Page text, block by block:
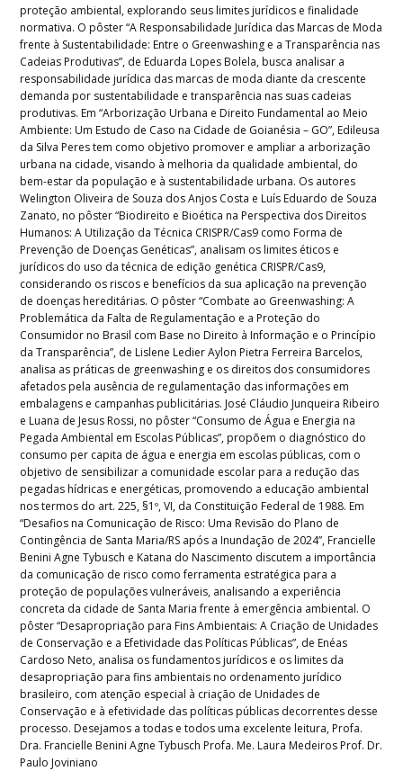
proteção ambiental, explorando seus limites jurídicos e finalidade
normativa. O pôster “A Responsabilidade Jurídica das Marcas de Moda
frente à Sustentabilidade: Entre o Greenwashing e a Transparência nas
Cadeias Produtivas”, de Eduarda Lopes Bolela, busca analisar a
responsabilidade jurídica das marcas de moda diante da crescente
demanda por sustentabilidade e transparência nas suas cadeias
produtivas. Em “Arborização Urbana e Direito Fundamental ao Meio
Ambiente: Um Estudo de Caso na Cidade de Goianésia – GO”, Edileusa
da Silva Peres tem como objetivo promover e ampliar a arborização
urbana na cidade, visando à melhoria da qualidade ambiental, do
bem-estar da população e à sustentabilidade urbana. Os autores
Welington Oliveira de Souza dos Anjos Costa e Luís Eduardo de Souza
Zanato, no pôster “Biodireito e Bioética na Perspectiva dos Direitos
Humanos: A Utilização da Técnica CRISPR/Cas9 como Forma de
Prevenção de Doenças Genéticas”, analisam os limites éticos e
jurídicos do uso da técnica de edição genética CRISPR/Cas9,
considerando os riscos e benefícios da sua aplicação na prevenção
de doenças hereditárias. O pôster “Combate ao Greenwashing: A
Problemática da Falta de Regulamentação e a Proteção do
Consumidor no Brasil com Base no Direito à Informação e o Princípio
da Transparência”, de Lislene Ledier Aylon Pietra Ferreira Barcelos,
analisa as práticas de greenwashing e os direitos dos consumidores
afetados pela ausência de regulamentação das informações em
embalagens e campanhas publicitárias. José Cláudio Junqueira Ribeiro
e Luana de Jesus Rossi, no pôster “Consumo de Água e Energia na
Pegada Ambiental em Escolas Públicas”, propõem o diagnóstico do
consumo per capita de água e energia em escolas públicas, com o
objetivo de sensibilizar a comunidade escolar para a redução das
pegadas hídricas e energéticas, promovendo a educação ambiental
nos termos do art. 225, §1º, VI, da Constituição Federal de 1988. Em
“Desafios na Comunicação de Risco: Uma Revisão do Plano de
Contingência de Santa Maria/RS após a Inundação de 2024”, Francielle
Benini Agne Tybusch e Katana do Nascimento discutem a importância
da comunicação de risco como ferramenta estratégica para a
proteção de populações vulneráveis, analisando a experiência
concreta da cidade de Santa Maria frente à emergência ambiental. O
pôster “Desapropriação para Fins Ambientais: A Criação de Unidades
de Conservação e a Efetividade das Políticas Públicas”, de Enéas
Cardoso Neto, analisa os fundamentos jurídicos e os limites da
desapropriação para fins ambientais no ordenamento jurídico
brasileiro, com atenção especial à criação de Unidades de
Conservação e à efetividade das políticas públicas decorrentes desse
processo. Desejamos a todas e todos uma excelente leitura, Profa.
Dra. Francielle Benini Agne Tybusch Profa. Me. Laura Medeiros Prof. Dr.
Paulo Joviniano